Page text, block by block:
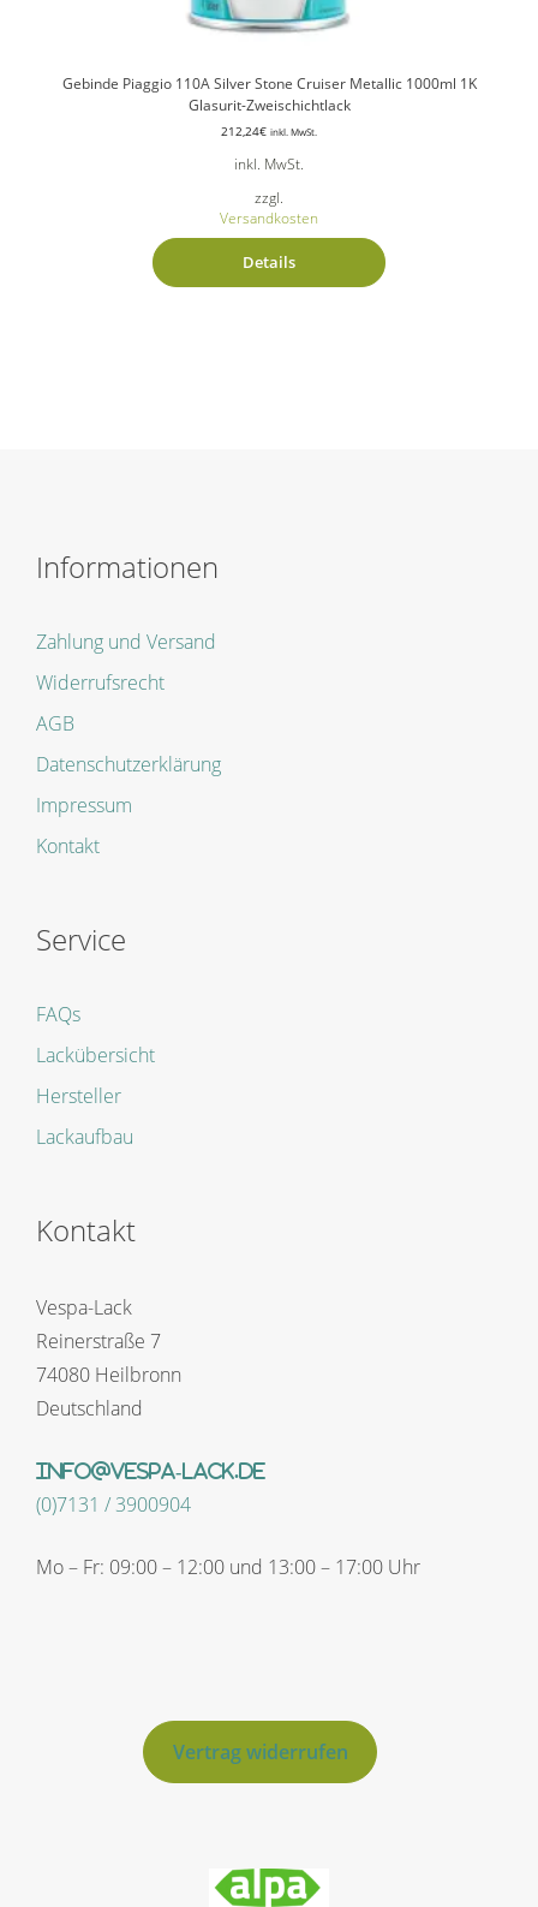
Gebinde Piaggio 110A Silver Stone Cruiser Metallic 1000ml 1K
Glasurit-Zweischichtlack
212,24€ inkl. MwSt.
inkl. MwSt.
zzgl.
Versandkosten
Details
Informationen
Zahlung und Versand
Widerrufsrecht
AGB
Datenschutzerklärung
Impressum
Kontakt
Service
FAQs
Lackübersicht
Hersteller
Lackaufbau
Kontakt
Vespa-Lack
Reinerstraße 7
74080 Heilbronn
Deutschland
info@vespa-lack.de
(0)7131 / 3900904
Mo – Fr: 09:00 – 12:00 und 13:00 – 17:00 Uhr
Vertrag widerrufen